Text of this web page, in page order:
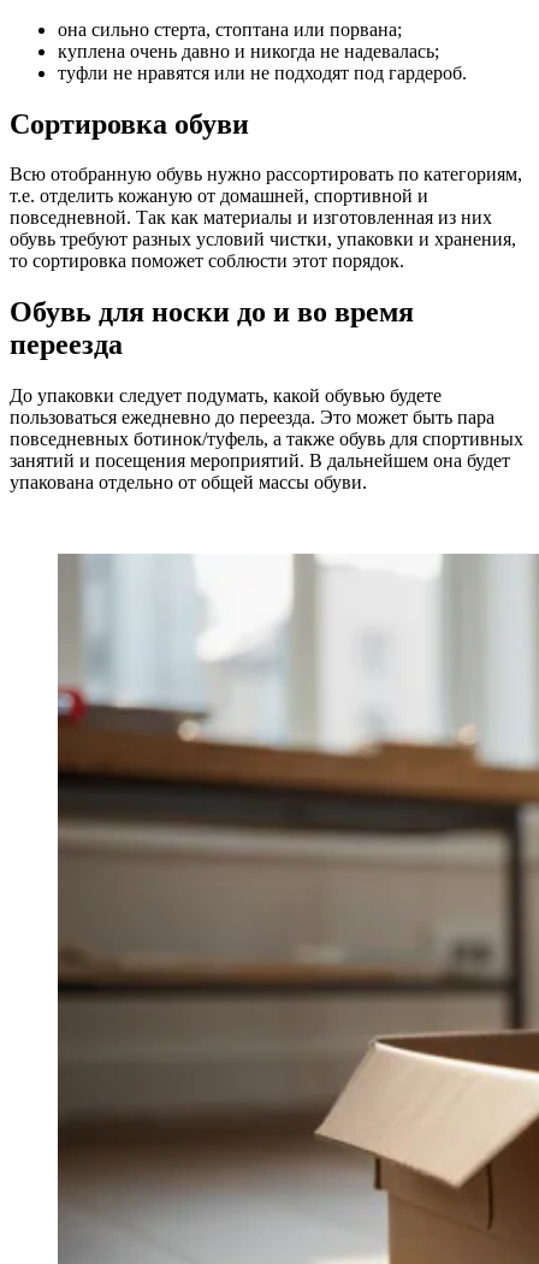
она сильно стерта, стоптана или порвана;
куплена очень давно и никогда не надевалась;
туфли не нравятся или не подходят под гардероб.
Сортировка обуви
Всю отобранную обувь нужно рассортировать по категориям,
т.е. отделить кожаную от домашней, спортивной и
повседневной. Так как материалы и изготовленная из них
обувь требуют разных условий чистки, упаковки и хранения,
то сортировка поможет соблюсти этот порядок.
Обувь для носки до и во время
переезда
До упаковки следует подумать, какой обувью будете
пользоваться ежедневно до переезда. Это может быть пара
повседневных ботинок/туфель, а также обувь для спортивных
занятий и посещения мероприятий. В дальнейшем она будет
упакована отдельно от общей массы обуви.